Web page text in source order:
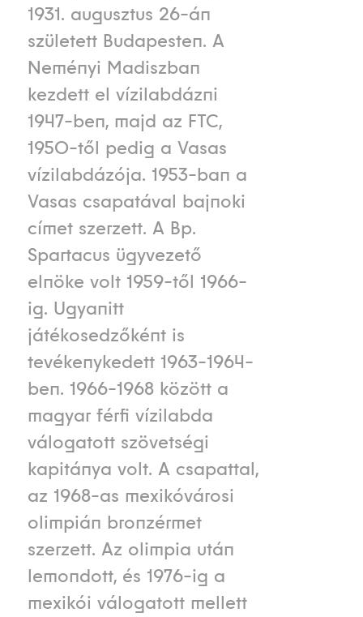
1931. augusztus 26-án
született Budapesten. A
Neményi Madiszban
kezdett el vízilabdázni
1947-ben, majd az FTC,
1950-től pedig a Vasas
vízilabdázója. 1953-ban a
Vasas csapatával bajnoki
címet szerzett. A Bp.
Spartacus ügyvezető
elnöke volt 1959-től 1966-
ig. Ugyanitt
játékosedzőként is
tevékenykedett 1963-1964-
ben. 1966-1968 között a
magyar férfi vízilabda
válogatott szövetségi
kapitánya volt. A csapattal,
az 1968-as mexikóvárosi
olimpián bronzérmet
szerzett. Az olimpia után
lemondott, és 1976-ig a
mexikói válogatott mellett